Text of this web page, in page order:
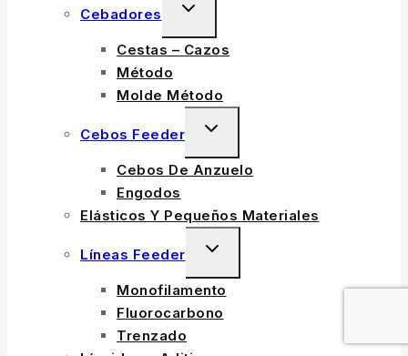
Cebadores
TOGGLE
MENU
Cestas – Cazos
Método
Molde Método
Cebos Feeder
TOGGLE
MENU
Cebos De Anzuelo
Engodos
Elásticos Y Pequeños Materiales
Líneas Feeder
TOGGLE
MENU
Monofilamento
Fluorocarbono
Trenzado